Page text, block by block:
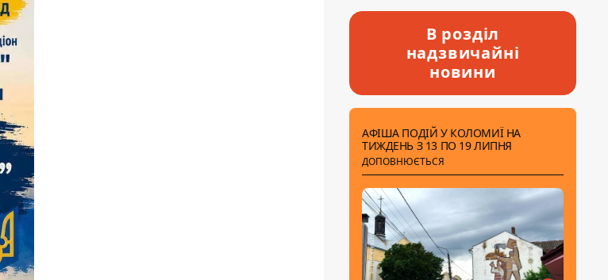
В розділ
надзвичайні
новини
АФІША ПОДІЙ У КОЛОМИЇ НА
ТИЖДЕНЬ З 13 ПО 19 ЛИПНЯ
ДОПОВНЮЄТЬСЯ